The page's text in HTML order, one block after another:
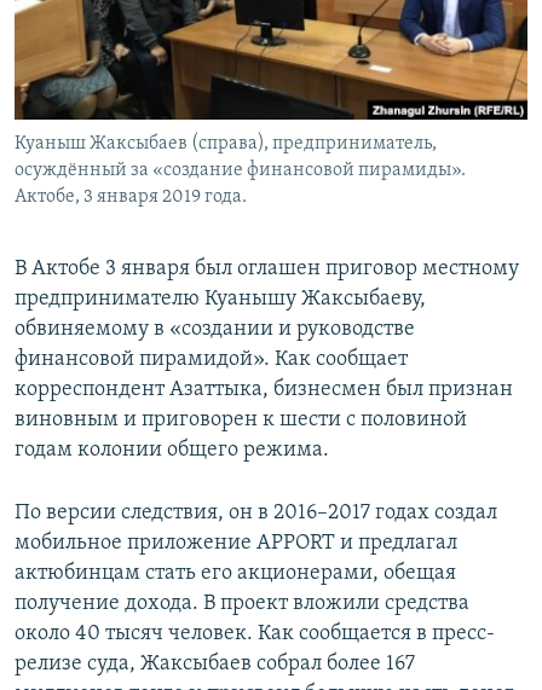
Куаныш Жаксыбаев (справа), предприниматель,
осуждённый за «создание финансовой пирамиды».
Актобе, 3 января 2019 года.
В Актобе 3 января был оглашен приговор местному
предпринимателю Куанышу Жаксыбаеву,
обвиняемому в «создании и руководстве
финансовой пирамидой». Как сообщает
корреспондент Азаттыка, бизнесмен был признан
виновным и приговорен к шести с половиной
годам колонии общего режима.
По версии следствия, он в 2016–2017 годах создал
мобильное приложение APPORT и предлагал
актюбинцам стать его акционерами, обещая
получение дохода. В проект вложили средства
около 40 тысяч человек. Как сообщается в пресс-
релизе суда, Жаксыбаев собрал более 167